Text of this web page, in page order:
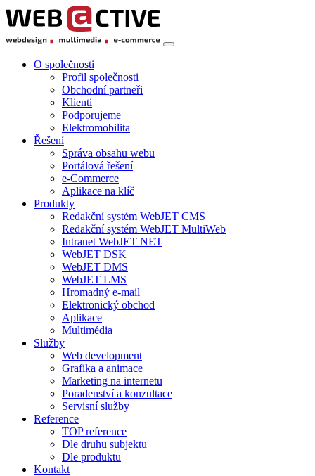
O společnosti
Profil společnosti
Obchodní partneři
Klienti
Podporujeme
Elektromobilita
Řešení
Správa obsahu webu
Portálová řešení
e-Commerce
Aplikace na klíč
Produkty
Redakční systém WebJET CMS
Redakční systém WebJET MultiWeb
Intranet WebJET NET
WebJET DSK
WebJET DMS
WebJET LMS
Hromadný e-mail
Elektronický obchod
Aplikace
Multimédia
Služby
Web development
Grafika a animace
Marketing na internetu
Poradenství a konzultace
Servisní služby
Reference
TOP reference
Dle druhu subjektu
Dle produktu
Kontakt